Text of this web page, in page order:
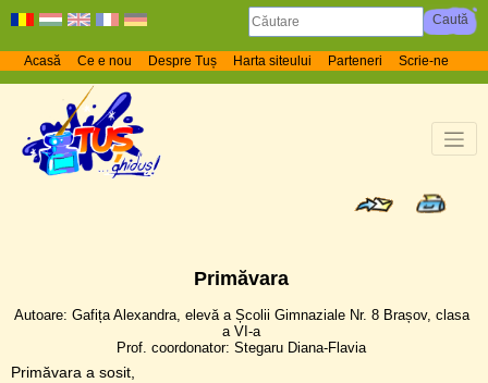
Acasă Ce e nou Despre Tuș Harta siteului Parteneri Scrie-ne
Primăvara
Autoare: Gafița Alexandra, elevă a Școlii Gimnaziale Nr. 8 Brașov, clasa
a VI-a
Prof. coordonator: Stegaru Diana-Flavia
Primăvara a sosit,